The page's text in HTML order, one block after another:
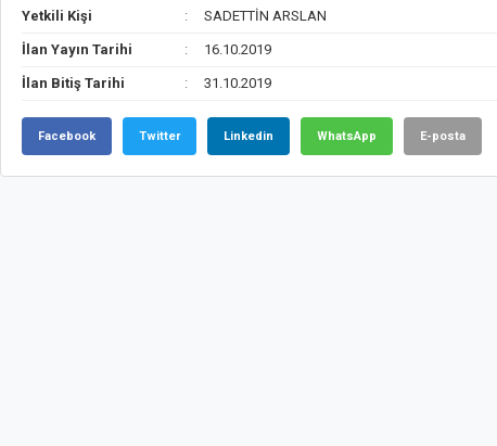
Yetkili Kişi SADETTİN ARSLAN
İlan Yayın Tarihi 16.10.2019
İlan Bitiş Tarihi 31.10.2019
Facebook Twitter Linkedin WhatsApp E-posta